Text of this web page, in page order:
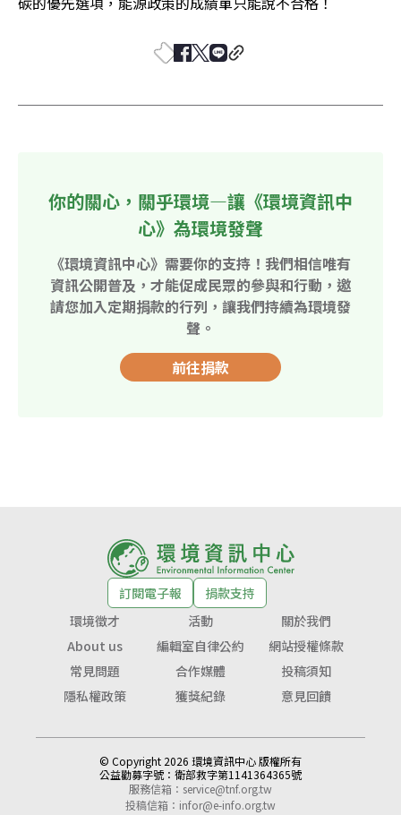
你的關心，關乎環境—讓《環境資訊中
心》為環境發聲
《環境資訊中心》需要你的支持！我們相信唯有
資訊公開普及，才能促成民眾的參與和行動，邀
請您加入定期捐款的行列，讓我們持續為環境發
聲。
前往捐款
訂閱電子報
捐款支持
環境徵才
活動
關於我們
About us
編輯室自律公約
網站授權條款
常見問題
合作媒體
投稿須知
隱私權政策
獲獎紀錄 意見回饋
© Copyright 2026 環境資訊中心 版權所有
公益勸募字號： 衛部救字第1141364365號
服務信箱： service@tnf.org.tw
投稿信箱： infor@e-info.org.tw